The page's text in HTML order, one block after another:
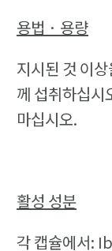
용법 · 용량
지시된 것 이
께 섭취하십
마십시오.
활성 성분
각 캡슐에서: